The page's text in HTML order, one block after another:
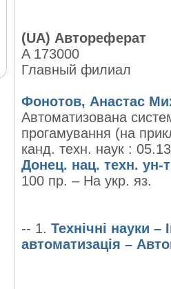
(UA) Автореферат
A 173000
Главный филиал
Фонотов, Анастас
Автоматизована
прогамування (на
канд. техн. наук :
Донец. нац. техн. ун-т
100 пр. – На укр. яз.
-- 1. Технічні науки
автоматизація –